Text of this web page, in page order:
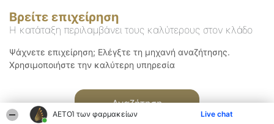
ΑΕΤΟΊ των φαρμακείων Live chat
Βρείτε επιχείρηση
Η κατάταξη περιλαμβάνει τους καλύτερους στον κλάδο
Ψάχνετε επιχείρηση; Ελέγξτε τη μηχανή αναζήτησης.
Χρησιμοποιήστε την καλύτερη υπηρεσία
Αναζήτηση